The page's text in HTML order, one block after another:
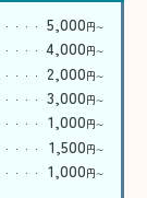
5,000円〜
4,000円〜
2,000円〜
3,000円〜
1,000円〜
1,500円〜
1,000円〜